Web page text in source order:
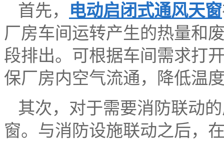
首先， 电动启闭式通风天窗
厂房车间运转产生的热量和
段排出。可根据车间需求打
保厂房内空气流通，降低温
其次，对于需要消防联动
窗。与消防设施联动之后，